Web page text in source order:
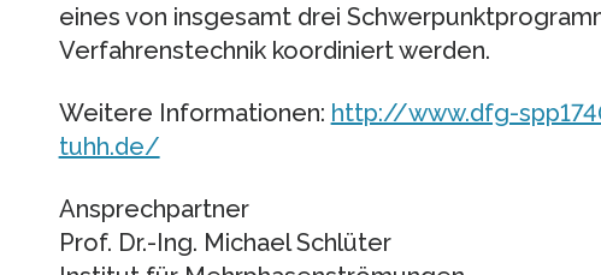
eines von insgesamt drei
Verfahrenstechnik koordiniert werden.
Weitere Informationen: http://www.dfg-
tuhh.de/
Ansprechpartner
Prof. Dr.-Ing. Michael Schlüter